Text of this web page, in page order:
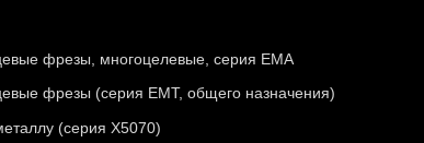
фрезы, многоцелевые, серия EMA
фрезы (серия EMT, общего назначения)
(серия X5070)